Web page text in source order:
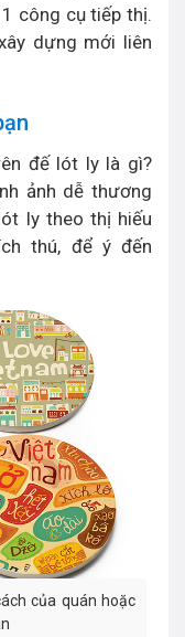
công cụ tiếp thị.
dựng mới liên
đế lót ly là gì?
ảnh dễ thương
ly theo thị hiếu
thú, để ý đến
của quán hoặc